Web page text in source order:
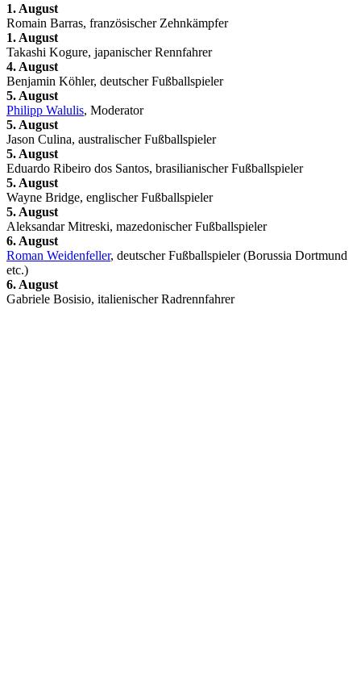
1. August
Romain Barras, französischer Zehnkämpfer
1. August
Takashi Kogure, japanischer Rennfahrer
4. August
Benjamin Köhler, deutscher Fußballspieler
5. August
Philipp Walulis, Moderator
5. August
Jason Culina, australischer Fußballspieler
5. August
Eduardo Ribeiro dos Santos, brasilianischer Fußballspieler
5. August
Wayne Bridge, englischer Fußballspieler
5. August
Aleksandar Mitreski, mazedonischer Fußballspieler
6. August
Roman Weidenfeller, deutscher Fußballspieler (Borussia Dortmund
etc.)
6. August
Gabriele Bosisio, italienischer Radrennfahrer